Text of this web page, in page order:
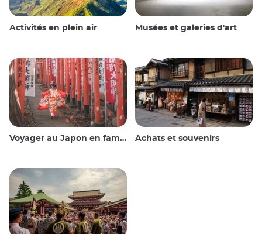
Activités en plein air Musées et galeries d'art
Voyager au Japon en famille Achats et souvenirs